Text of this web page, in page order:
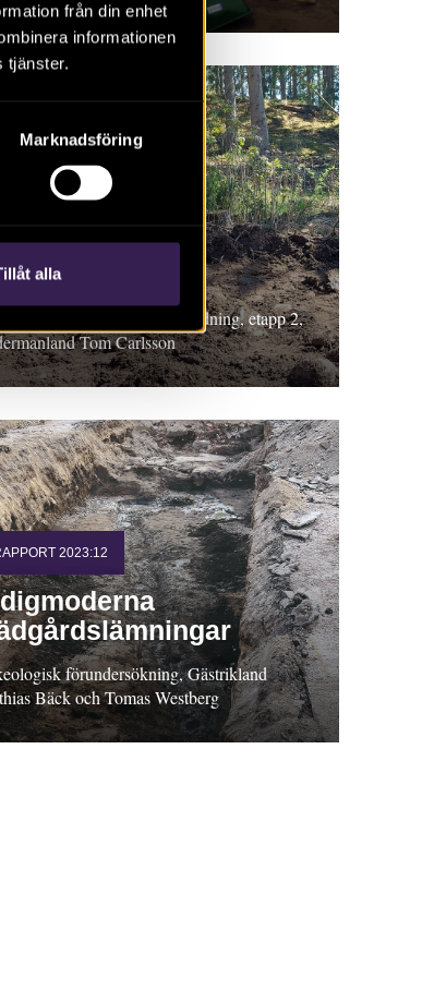
från din enhet
informationen
tjänster.
Marknadsföring
alla
arkeologisk utredning, etapp 2,
Tom Carlsson
2023:12
förundersökning, Gästrikland
Bäck och Tomas Westberg